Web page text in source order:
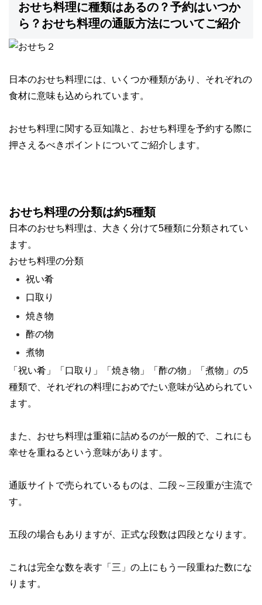
おせち料理に種類はあるの？予約はいつか
ら？おせち料理の通販方法についてご紹介
日本のおせち料理には、いくつか種類があり、 それぞれの
食材に意味も込められています。
おせち料理に関する豆知識と、おせち料理を予約する際に
押さえるべきポイントについてご紹介します。
おせち料理の分類は約5種類
日本のおせち料理は、大きく分けて5種類に分類されてい
ます。
おせち料理の分類
祝い肴
口取り
焼き物
酢の物
煮物
「祝い肴」「口取り」「焼き物」「酢の物」「煮物」 の5
種類で、それぞれの料理におめでたい意味が込められてい
ます。
また、おせち料理は重箱に詰めるのが一般的で、これにも
幸せを重ねるという意味があります。
通販サイトで売られているものは、二段～三段重が主流で
す。
五段の場合もありますが、 正式な段数は四段となります。
これは完全な数を表す「三」の上にもう一段重ねた数にな
ります。